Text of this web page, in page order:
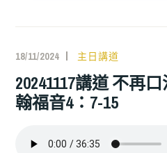
18/11/2024 主日講道
20241117講道 不再
翰福音4：7-15